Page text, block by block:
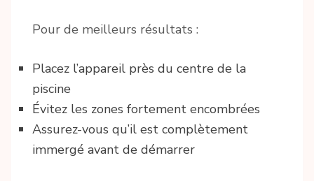
Pour de meilleurs résultats :
Placez l’appareil près du centre de la
piscine
Évitez les zones fortement encombrées
Assurez-vous qu’il est complètement
immergé avant de démarrer